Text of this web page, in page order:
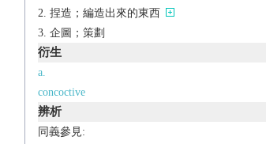
捏造；編造出來的東西
企圖；策劃
衍生
a.
concoctive
辨析
同義參見: